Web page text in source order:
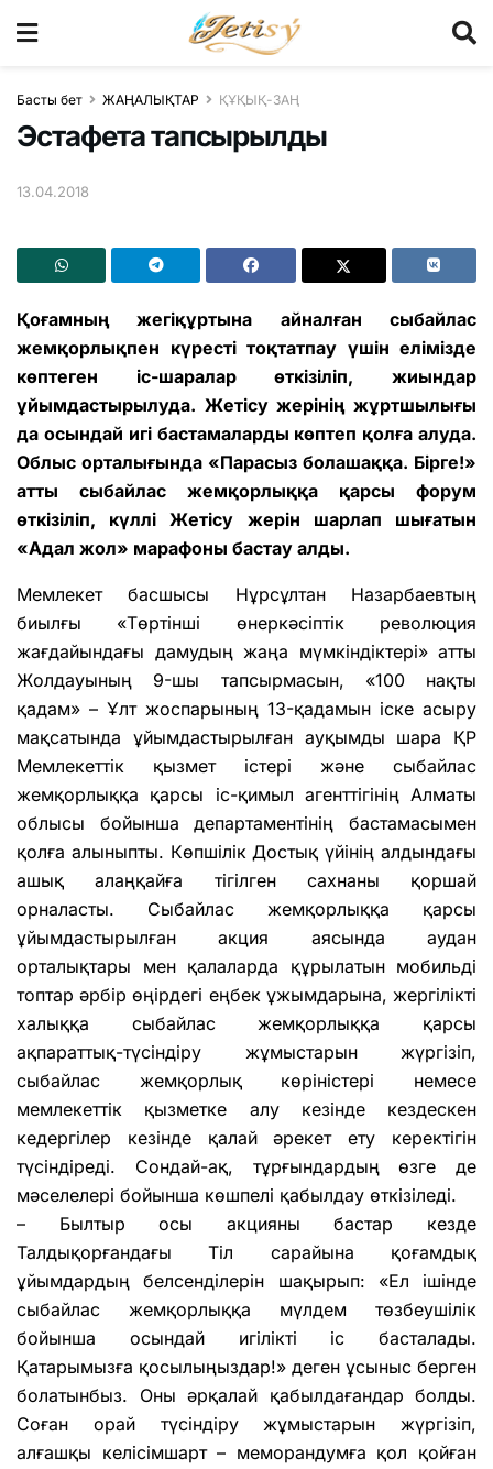
Басты бет ЖАҢАЛЫҚТАР ҚҰҚЫҚ-ЗАҢ
Эстафета тапсырылды
13.04.2018
Қоғамның жегіқұртына айналған сыбайлас
жемқорлықпен күресті тоқтатпау үшін елімізде
көптеген іс-шаралар өткізіліп, жиындар
ұйымдастырылуда. Жетісу жерінің жұртшылығы
да осындай игі бастамаларды көптеп қолға алуда.
Облыс орталығында «Парасыз болашаққа. Бірге!»
атты сыбайлас жемқорлыққа қарсы форум
өткізіліп, күллі Жетісу жерін шарлап шығатын
«Адал жол» марафоны бастау алды.
Мемлекет басшысы Нұрсұлтан Назарбаевтың
биылғы «Төртінші өнеркәсіптік революция
жағдайындағы дамудың жаңа мүмкіндіктері» атты
Жолдауының 9-шы тапсырмасын, «100 нақты
қадам» – Ұлт жоспарының 13-қадамын іске асыру
мақсатында ұйымдастырылған ауқымды шара ҚР
Мемлекеттік қызмет істері және сыбайлас
жемқорлыққа қарсы іс-қимыл агенттігінің Алматы
облысы бойынша департаментінің бастамасымен
қолға алыныпты. Көпшілік Достық үйінің алдындағы
ашық алаңқайға тігілген сахнаны қоршай
орналасты. Сыбайлас жемқорлыққа қарсы
ұйымдастырылған акция аясында аудан
орталықтары мен қалаларда құрылатын мобильді
топтар әрбір өңірдегі еңбек ұжымдарына, жергілікті
халыққа сыбайлас жемқорлыққа қарсы
ақпараттық-түсіндіру жұмыстарын жүргізіп,
сыбайлас жемқорлық көріністері немесе
мемлекеттік қызметке алу кезінде кездескен
кедергілер кезінде қалай әрекет ету керектігін
түсіндіреді. Сондай-ақ, тұрғындардың өзге де
мәселелері бойынша көшпелі қабылдау өткізіледі.
– Былтыр осы акцияны бастар кезде
Талдықорғандағы Тіл сарайына қоғамдық
ұйымдардың белсенділерін шақырып: «Ел ішінде
сыбайлас жемқорлыққа мүлдем төзбеушілік
бойынша осындай игілікті іс басталады.
Қатарымызға қосылыңыздар!» деген ұсыныс берген
болатынбыз. Оны әрқалай қабылдағандар болды.
Соған орай түсіндіру жұмыстарын жүргізіп,
алғашқы келісімшарт – меморандумға қол қойған